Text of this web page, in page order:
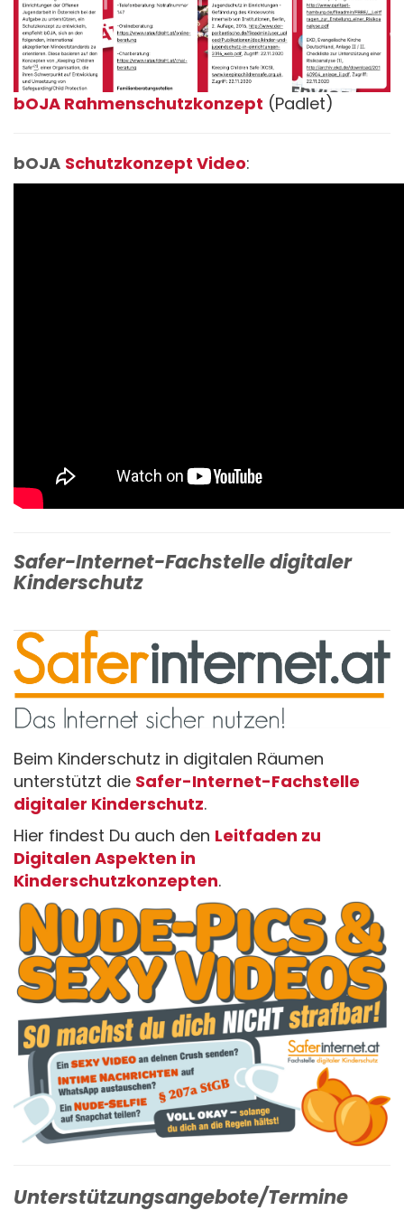
bOJA Rahmenschutzkonzept (Padlet)
bOJA Schutzkonzept Video:
Safer-Internet-Fachstelle digitaler
Kinderschutz
Beim Kinderschutz in digitalen Räumen
unterstützt die Safer-Internet-Fachstelle
digitaler Kinderschutz.
Hier findest Du auch den Leitfaden zu
Digitalen Aspekten in
Kinderschutzkonzepten.
Unterstützungsangebote/Termine